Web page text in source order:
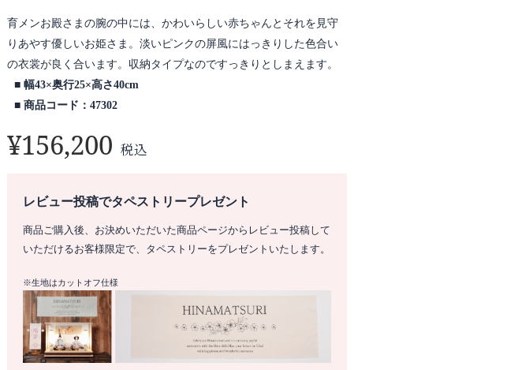
育メンお殿さまの腕の中には、かわいらしい赤ちゃんとそれを見守
りあやす優しいお姫さま。淡いピンクの屏風にはっきりした色合い
の衣裳が良く合います。収納タイプなのですっきりとしまえます。
幅43×奥行25×高さ40cm
商品コード：47302
¥156,200 税込
レビュー投稿でタペストリープレゼント
商品ご購入後、お決めいただいた商品ページからレビュー投稿して
いただけるお客様限定で、タペストリーをプレゼントいたします。
※生地はカットオフ仕様